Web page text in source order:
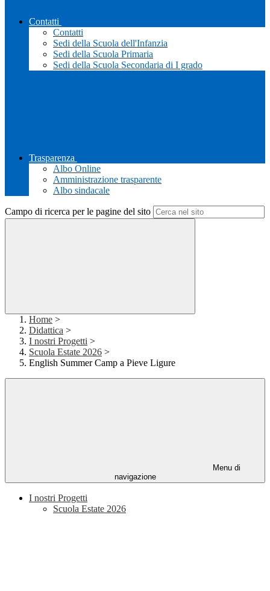
Contatti
Contatti
Sedi della Scuola dell'Infanzia
Sedi della Scuola Primaria
Sedi della Scuola Secondaria di I grado
Trasparenza
Albo Online
Amministrazione trasparente
Albo sindacale
Campo di ricerca per le pagine del sito
Home >
Didattica >
I nostri Progetti >
Scuola Estate 2026 >
English Summer Camp a Pieve Ligure
Menu di
navigazione
I nostri Progetti
Scuola Estate 2026